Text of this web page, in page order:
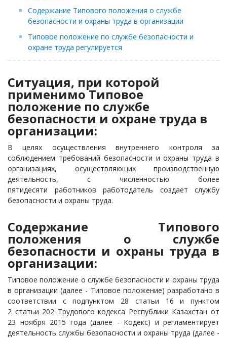
Содержание Типового положения о службе
безопасности и охраны труда в организации
Типовое положение по службе безопасности и
охране труда регулируется
Ситуация, при которой
применимо Типовое
положение по службе
безопасности и охране труда в
организации:
В целях осуществления внутреннего контроля за
соблюдением требований безопасности и охраны труда в
организациях, осуществляющих производственную
деятельность, с численностью более
пятидесяти работников работодатель создает службу
безопасности и охраны труда.
Содержание Типового
положения о службе
безопасности и охраны труда в
организации:
Типовое положение о службе безопасности и охраны труда
в организации (далее - Типовое положение) разработано в
соответствии с подпунктом 28 статьи 16 и пунктом
2 статьи 202 Трудового кодекса Республики Казахстан от
23 ноября 2015 года (далее - Кодекс) и регламентирует
деятельность службы безопасности и охраны труда (далее -